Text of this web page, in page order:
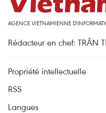
AGENCE VIETNAMIENNE
Rédacteur en chef: TRÂN
Propriété intellectuelle
RSS
Langues